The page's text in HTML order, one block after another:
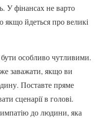
У фінансах не варто
якщо йдеться про великі
особливо чутливими.
заважати, якщо ви
Поставте пряме
сценарії в голові.
до людини, яка